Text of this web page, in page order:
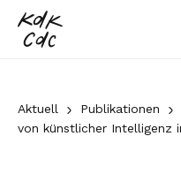
Home
Aktuell
Aktuell Publikationen
von künstlicher Intelligenz